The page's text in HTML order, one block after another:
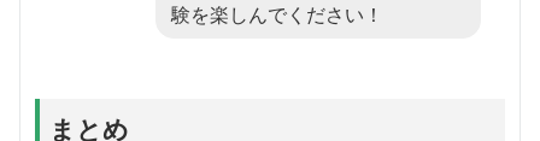
験を楽しんでください！
まとめ